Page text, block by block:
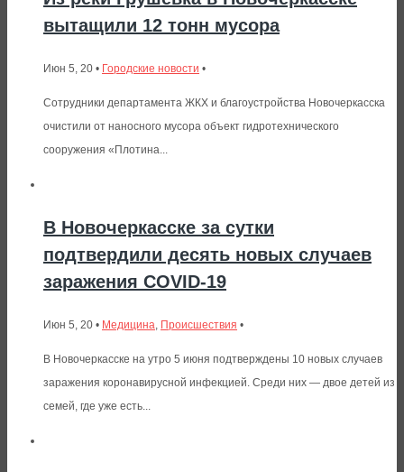
вытащили 12 тонн мусора
Июн 5, 20 • Городские новости •
Сотрудники департамента ЖКХ и благоустройства Новочеркасска
очистили от наносного мусора объект гидротехнического
сооружения «Плотина...
В Новочеркасске за сутки
подтвердили десять новых случаев
заражения COVID-19
Июн 5, 20 • Медицина Происшествия •
В Новочеркасске на утро 5 июня подтверждены 10 новых случаев
заражения коронавирусной инфекцией. Среди них — двое детей из
семей, где уже есть...